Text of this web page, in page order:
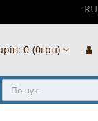
RU
(0грн)
0